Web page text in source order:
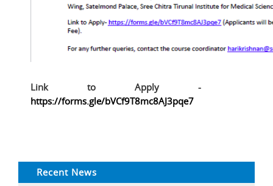
Link to Apply -
https://forms.gle/bVCf9T8mc8AJ3pqe7
Recent News